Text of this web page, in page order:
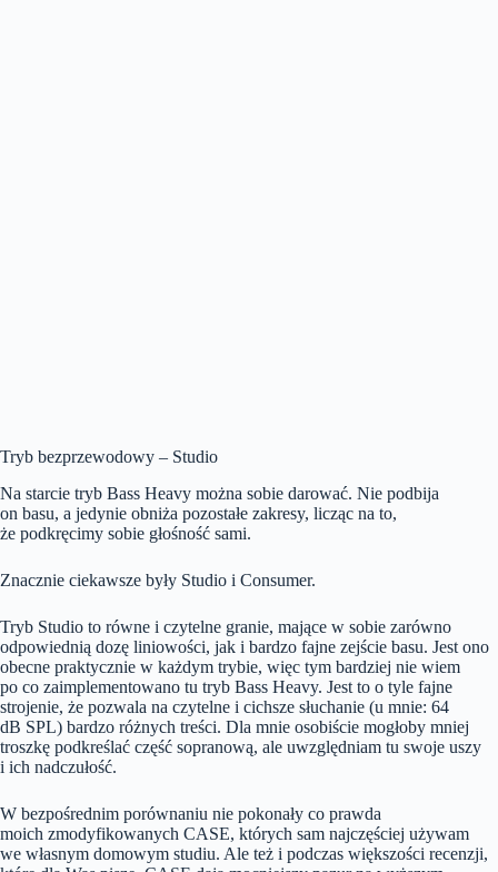
Tryb bezprzewodowy – Studio
Na starcie tryb Bass Heavy można sobie darować. Nie podbija
on basu, a jedynie obniża pozostałe zakresy, licząc na to,
że podkręcimy sobie głośność sami.
Znacznie ciekawsze były Studio i Consumer.
Tryb Studio to równe i czytelne granie, mające w sobie zarówno
odpowiednią dozę liniowości, jak i bardzo fajne zejście basu. Jest ono
obecne praktycznie w każdym trybie, więc tym bardziej nie wiem
po co zaimplementowano tu tryb Bass Heavy. Jest to o tyle fajne
strojenie, że pozwala na czytelne i cichsze słuchanie (u mnie: 64
dB SPL) bardzo różnych treści. Dla mnie osobiście mogłoby mniej
troszkę podkreślać część sopranową, ale uwzględniam tu swoje uszy
i ich nadczułość.
W bezpośrednim porównaniu nie pokonały co prawda
moich zmodyfikowanych CASE, których sam najczęściej używam
we własnym domowym studiu. Ale też i podczas większości recenzji,